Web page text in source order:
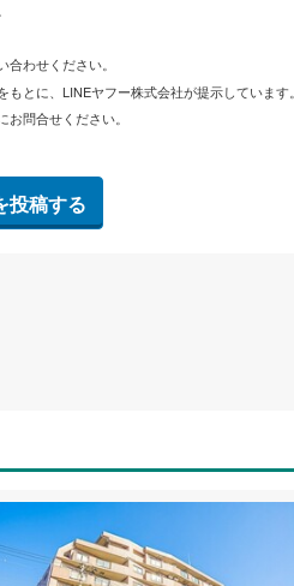
わせください。
もとに、LINEヤフー株式会社が提示しています。
問合せください。
投稿する